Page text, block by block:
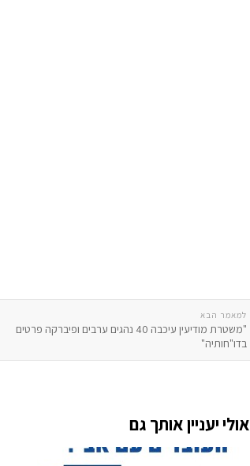
למאמר הבא
"משטרת מודיעין עיכבה 40 נהגים ערבים ופיברקה פרטים
בדו"חותיה"
אולי יעניין אותך גם